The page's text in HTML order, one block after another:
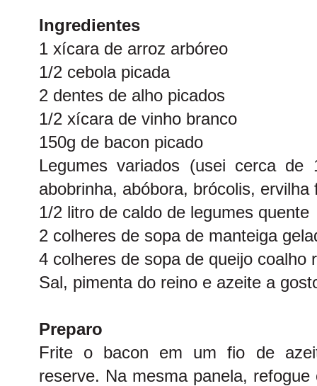
Ingredientes
1 xícara de arroz arbóreo
1/2 cebola picada
2 dentes de alho picados
1/2 xícara de vinho branco
150g de bacon picado
Legumes variados (usei cerca
abobrinha, abóbora, brócolis,
1/2 litro de caldo de legumes quente
2 colheres de sopa de manteiga
4 colheres de sopa de queijo coalho
Sal, pimenta do reino e azeite a
Preparo
Frite o bacon em um fio de
reserve. Na mesma panela,